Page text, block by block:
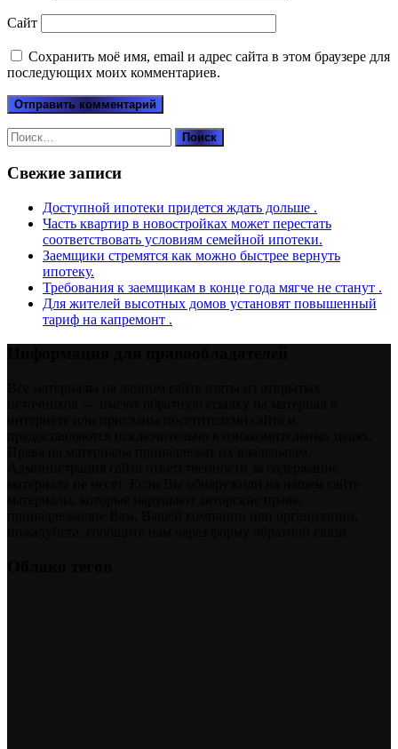
Сайт
Сохранить моё имя, email и адрес сайта в этом браузере для
последующих моих комментариев.
Найти:
Свежие записи
Доступной ипотеки придется ждать дольше .
Часть квартир в новостройках может перестать
соответствовать условиям семейной ипотеки.
Заемщики стремятся как можно быстрее вернуть
ипотеку.
Требования к заемщикам в конце года мягче не станут .
Для жителей высотных домов установят повышенный
тариф на капремонт .